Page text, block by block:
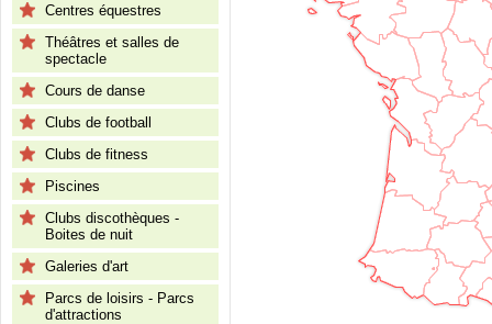
Centres équestres
Théâtres et salles de
spectacle
Cours de danse
Clubs de football
Clubs de fitness
Piscines
Clubs discothèques -
Boites de nuit
Galeries d'art
Parcs de loisirs - Parcs
d'attractions